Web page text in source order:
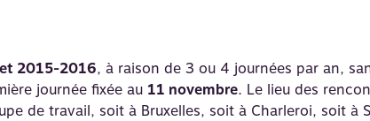
2015-2016, à raison de 3 ou 4 journées par an,
journée fixée au 11 novembre. Le lieu des
de travail, soit à Bruxelles, soit à Charleroi, soit à